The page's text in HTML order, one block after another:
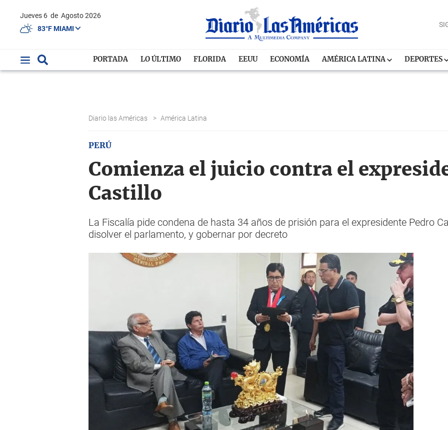
Jueves 6 de Agosto 2026
83°F MIAMI
PORTADA LO ÚLTIMO FLORIDA EEUU ECONOMÍA AMÉRICA LATINA DEPORTES
Diario las Américas > América Latina
PERÚ
Comienza el juicio contra el
Castillo
La Fiscalía pide condena de hasta 34 años de prisión para el expresidente Pedro
disolver el parlamento, y gobernar por decreto